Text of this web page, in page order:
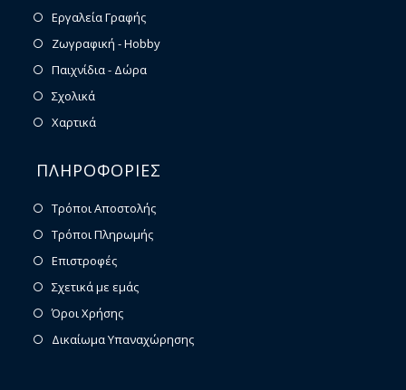
Εργαλεία Γραφής
Ζωγραφική - Hobby
Παιχνίδια - Δώρα
Σχολικά
Χαρτικά
ΠΛΗΡΟΦΟΡΙΕΣ
Τρόποι Αποστολής
Τρόποι Πληρωμής
Επιστροφές
Σχετικά με εμάς
Όροι Χρήσης
Δικαίωμα Υπαναχώρησης